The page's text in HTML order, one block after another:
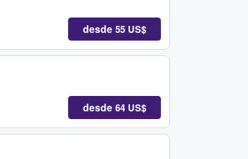
desde 55 US$
desde 64 US$